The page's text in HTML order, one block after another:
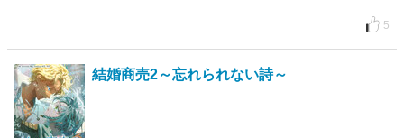
5
結婚商売2～忘れられない詩～